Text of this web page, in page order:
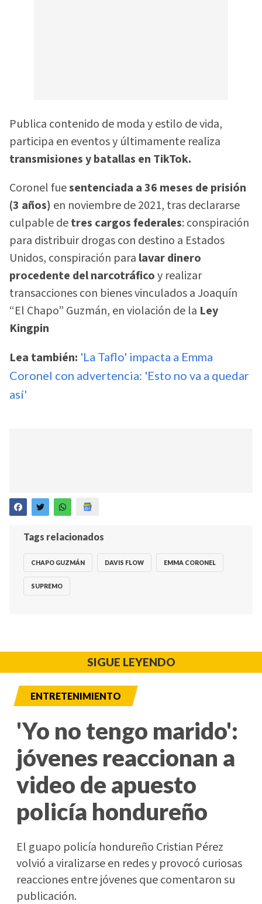
Publica contenido de moda y estilo de vida,
participa en eventos y últimamente realiza
transmisiones y batallas en TikTok.
Coronel fuesentenciada a 36 meses de prisión
(3 años) en noviembre de 2021, tras declararse
culpable detres cargos federales: conspiración
para distribuir drogas con destino a Estados
Unidos, conspiración para lavar dinero
procedente del narcotráficoy realizar
transacciones con bienes vinculados a Joaquín
“El Chapo” Guzmán, en violación de la Ley
Kingpin
Lea también: 'La Taflo' impacta a Emma
Coronel con advertencia: 'Esto no va a quedar
así'
Tags relacionados
CHAPO GUZMÁN DAVIS FLOW EMMA CORONEL
SUPREMO
SIGUE LEYENDO
ENTRETENIMIENTO
'Yo no tengo marido':
jóvenes reaccionan a
video de apuesto
policía hondureño
El guapo policía hondureño Cristian Pérez
volvió a viralizarse en redes y provocó curiosas
reacciones entre jóvenes que comentaron su
publicación.